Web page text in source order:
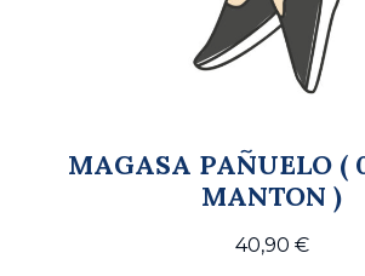
MAGASA PAÑUELO (
MANTON )
40,90 €